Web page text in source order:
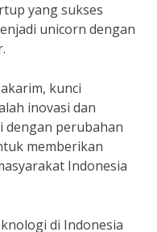
yang sukses
unicorn dengan
kunci
inovasi dan
dengan perubahan
memberikan
Indonesia
di Indonesia